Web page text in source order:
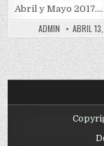
Abril y Mayo 2017….
ADMIN ABRIL